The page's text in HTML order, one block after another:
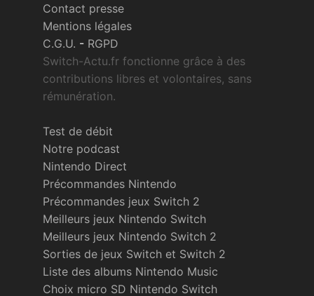
Contact presse
Mentions légales
C.G.U. - RGPD
Switch-Actu.fr fonctionne grâce à des
contributions libres et volontaires, sans
rémunération.
Test de débit
Notre podcast
Nintendo Direct
Précommandes Nintendo
Précommandes jeux Switch 2
Meilleurs jeux Nintendo Switch
Meilleurs jeux Nintendo Switch 2
Sorties de jeux Switch et Switch 2
Liste des albums Nintendo Music
Choix micro SD Nintendo Switch